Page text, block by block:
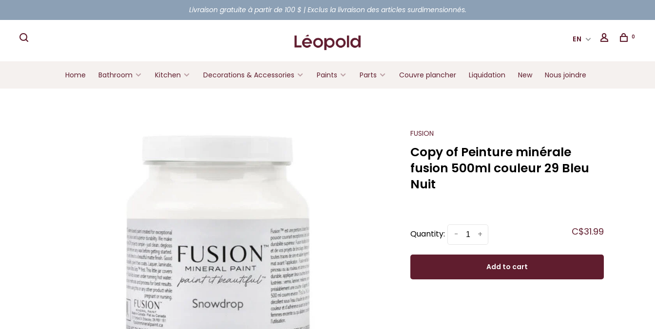
Livraison gratuite à partir de 100 $ | Exclus la livraison des articles surdimensionnés.
EN 0
Home Bathroom Kitchen Decorations & Accessories Paints Parts Couvre plancher Liquidation New Nous joindre
FUSION
Copy of Peinture minérale
fusion 500ml couleur 29 Bleu
Nuit
Quantity: +
- C$31.99
Add to cart